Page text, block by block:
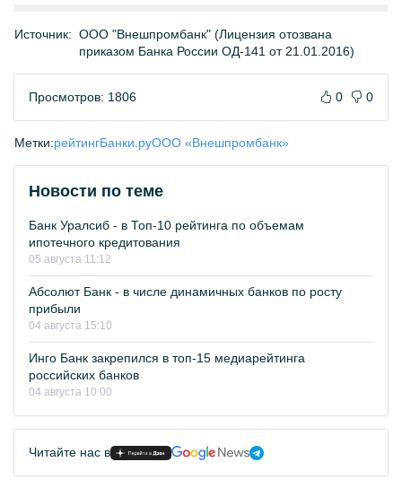
Источник: ООО "Внешпромбанк" (Лицензия отозвана
приказом Банка России ОД-141 от 21.01.2016)
Просмотров: 1806 0 0
Метки:рейтингБанки.руООО «Внешпромбанк»
Новости по теме
Банк Уралсиб - в Топ-10 рейтинга по объемам
ипотечного кредитования
05 августа 11:12
Абсолют Банк - в числе динамичных банков по росту
прибыли
04 августа 15:10
Инго Банк закрепился в топ-15 медиарейтинга
российских банков
04 августа 10:00
Читайте нас в